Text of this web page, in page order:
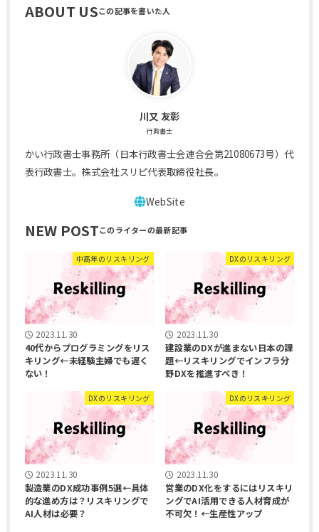
ABOUT US
川又 友彰
行政書士
かい行政書士事務所（日本行政書士会連合会第21080673号）代
表行政書士。株式会社スリピ代表取締役社長。
NEW POST
中高年のリスキリング
2023.11.30
40代からプログラミングをリス
キリング←未経験主婦でも遅く
ない！
DXのリスキリング
2023.11.30
建設業のDXが進まない日本の課
題←リスキリングでインフラ分
野DXを推進すべき！
DXのリスキリング
2023.11.30
製造業のDX成功事例5選←具体
的な進め方は？リスキリングで
AI人材は必要？
DXのリスキリング
2023.11.30
営業のDX化をするにはリスキリ
ングでAI活用できる人材育成が
不可欠！←生産性アップ